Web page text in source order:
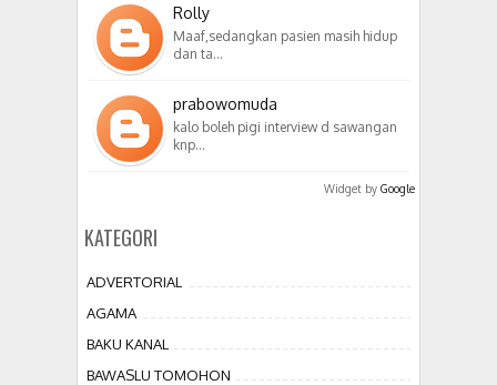
Rolly
Maaf,sedangkan pasien masih hidup
dan ta…
prabowomuda
kalo boleh pigi interview d sawangan
knp…
Widget by Google
KATEGORI
ADVERTORIAL
AGAMA
BAKU KANAL
BAWASLU TOMOHON